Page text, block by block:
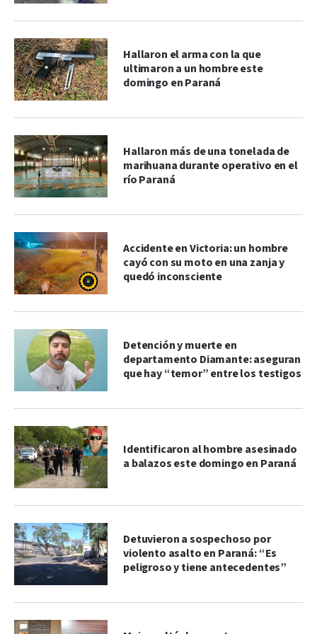
Hallaron el arma con la que
ultimaron a un hombre este
domingo en Paraná
Hallaron más de una tonelada de
marihuana durante operativo en el
río Paraná
Accidente en Victoria: un hombre
cayó con su moto en una zanja y
quedó inconsciente
Detención y muerte en
departamento Diamante: aseguran
que hay “temor” entre los testigos
Identificaron al hombre asesinado
a balazos este domingo en Paraná
Detuvieron a sospechoso por
violento asalto en Paraná: “Es
peligroso y tiene antecedentes”